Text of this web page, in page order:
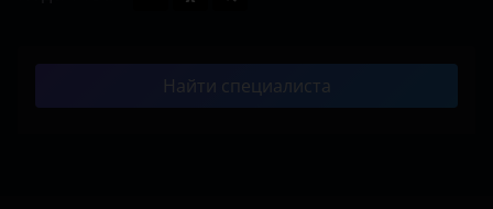
Найти специалиста